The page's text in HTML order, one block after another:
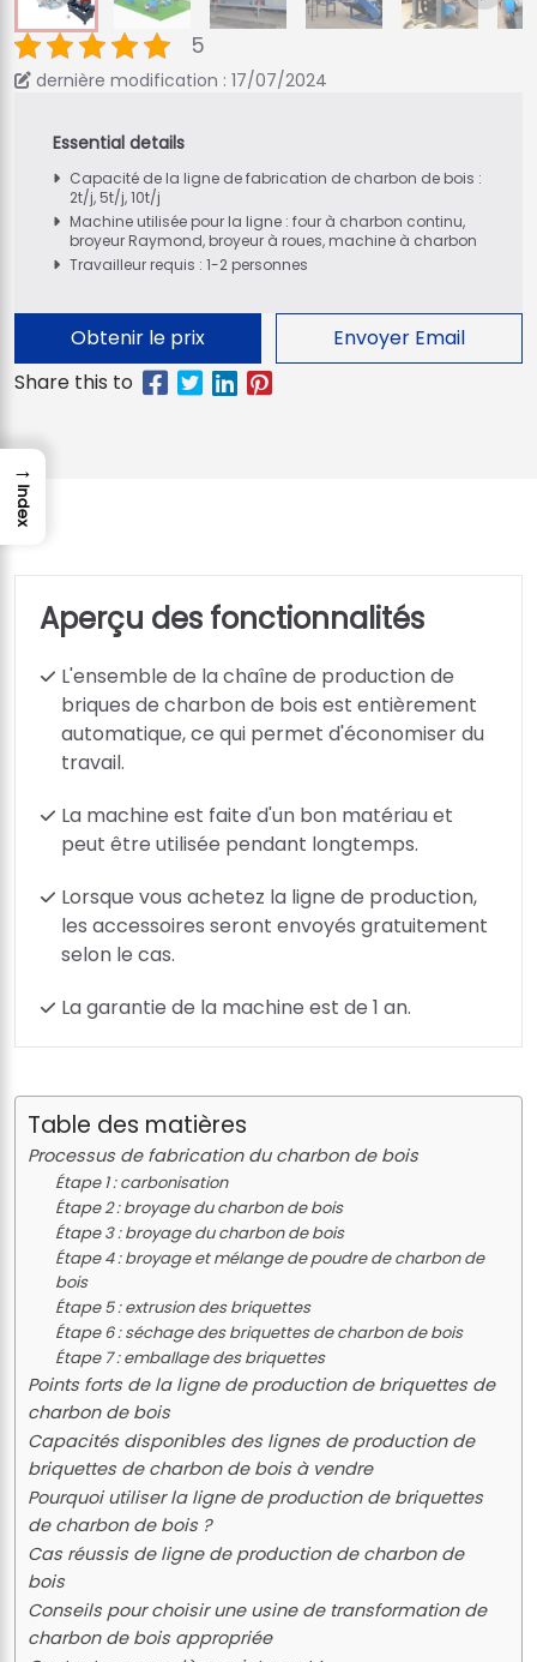
5
dernière modification : 17/07/2024
Capacité de la ligne de fabrication de charbon de bois :
2t/j, 5t/j, 10t/j
Machine utilisée pour la ligne : four à charbon continu,
broyeur Raymond, broyeur à roues, machine à charbon
Travailleur requis : 1-2 personnes
Obtenir le prix Envoyer Email
Aperçu des fonctionnalités
L'ensemble de la chaîne de production de
briques de charbon de bois est entièrement
automatique, ce qui permet d'économiser du
travail.
La machine est faite d'un bon matériau et
peut être utilisée pendant longtemps.
Lorsque vous achetez la ligne de production,
les accessoires seront envoyés gratuitement
selon le cas.
La garantie de la machine est de 1 an.
Table des matières
Processus de fabrication du charbon de bois
Étape 1 : carbonisation
Étape 2 : broyage du charbon de bois
Étape 3 : broyage du charbon de bois
Étape 4 : broyage et mélange de poudre de charbon de
bois
Étape 5 : extrusion des briquettes
Étape 6 : séchage des briquettes de charbon de bois
Étape 7 : emballage des briquettes
Points forts de la ligne de production de briquettes de
charbon de bois
Capacités disponibles des lignes de production de
briquettes de charbon de bois à vendre
Pourquoi utiliser la ligne de production de briquettes
de charbon de bois ?
Cas réussis de ligne de production de charbon de
bois
Conseils pour choisir une usine de transformation de
charbon de bois appropriée
→
Index